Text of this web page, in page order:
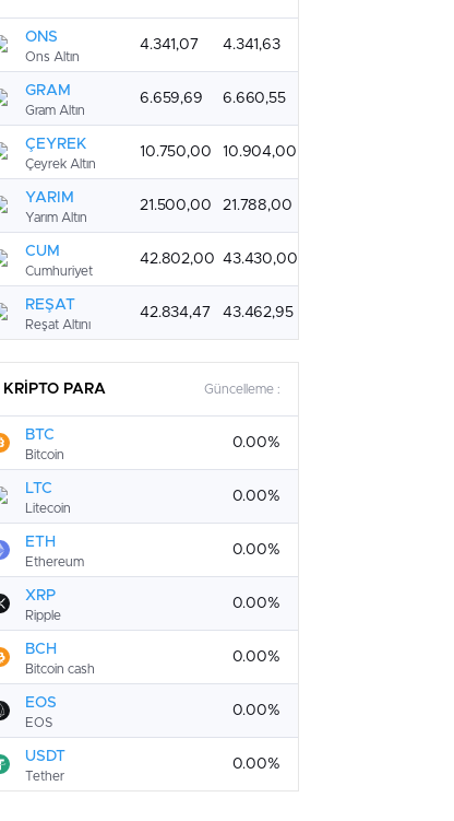
ONS
Ons Altın
4.341,07 4.341,63
GRAM
Gram Altın
6.659,69 6.660,55
ÇEYREK
Çeyrek Altın
10.750,00 10.904,00
YARIM
Yarım Altın
21.500,00 21.788,00
CUM
Cumhuriyet
42.802,00 43.430,00
REŞAT
Reşat Altını
42.834,47 43.462,95
KRİPTO PARA Güncelleme :
BTC
Bitcoin
0.00%
LTC
Litecoin
0.00%
ETH
Ethereum
0.00%
XRP
Ripple
0.00%
BCH
Bitcoin cash
0.00%
EOS
EOS
0.00%
USDT
Tether
0.00%